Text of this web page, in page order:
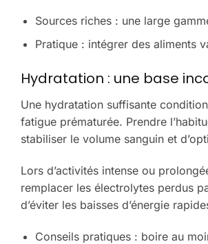
Sources riches : une large
Pratique : intégrer des aliments
Hydratation : une base
Une hydratation suffisante
fatigue prématurée. Prendre
stabiliser le volume sanguin et
Lors d’activités intense ou
remplacer les électrolytes perdus
d’éviter les baisses d’énergie
Conseils pratiques : boire au